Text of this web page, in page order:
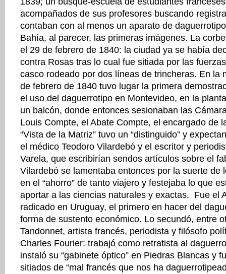
acompañados de sus profesores buscando
contaban con al menos un aparato de
Bahía, al parecer, las primeras imágenes. La
el 29 de febrero de 1840: la ciudad ya se había
contra Rosas tras lo cual fue sitiada por las
casco rodeado por dos líneas de trincheras. En la
de febrero de 1840 tuvo lugar la primera
el uso del daguerrotipo en Montevideo, en la
un balcón, donde entonces sesionaban las
Louis Compte, el Abate Compte, el encargado de
“Vista de la Matriz” tuvo un “distinguido” y
el médico Teodoro Vilardebó y el escritor y
Varela, que escribirían sendos artículos sobre el
Vilardebó se lamentaba entonces por la suerte de
en el “ahorro” de tanto viajero y festejaba lo que
aportar a las ciencias naturales y exactas. Fue el
radicado en Uruguay, el primero en hacer del
forma de sustento económico. Lo secundó, entre
Tandonnet, artista francés, periodista y filósofo
Charles Fourier: trabajó como retratista al
instaló su “gabinete óptico” en Piedras Blancas y
sitiados de “mal francés que nos ha